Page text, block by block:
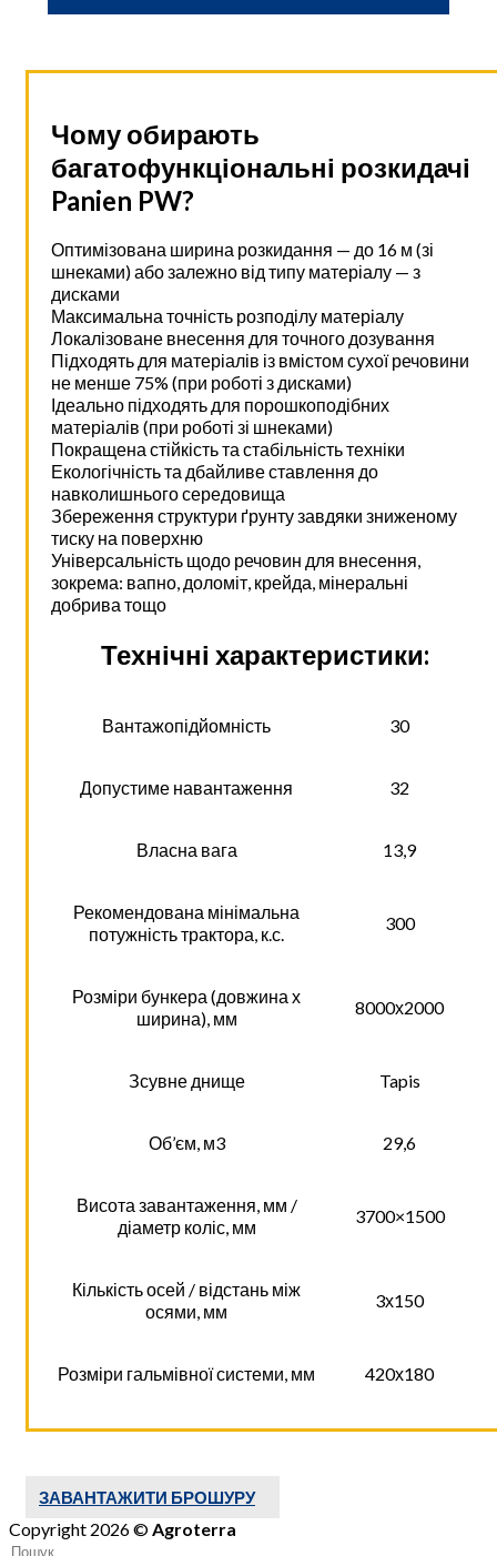
Чому обирають
багатофункціональні розкидачі
Panien PW?
Оптимізована ширина розкидання — до 16 м (зі
шнеками) або залежно від типу матеріалу — з
дисками
Максимальна точність розподілу матеріалу
Локалізоване внесення для точного дозування
Підходять для матеріалів із вмістом сухої речовини
не менше 75% (при роботі з дисками)
Ідеально підходять для порошкоподібних
матеріалів (при роботі зі шнеками)
Покращена стійкість та стабільність техніки
Екологічність та дбайливе ставлення до
навколишнього середовища
Збереження структури ґрунту завдяки зниженому
тиску на поверхню
Універсальність щодо речовин для внесення,
зокрема: вапно, доломіт, крейда, мінеральні
добрива тощо
Технічні характеристики:
Вантажопідйомність 30
Допустиме навантаження 32
Власна вага 13,9
Рекомендована мінімальна
потужність трактора, к.с.
300
Розміри бункера (довжина х
ширина), мм
8000х2000
Зсувне днище Tapis
Об’єм, м3 29,6
Висота завантаження, мм /
діаметр коліс, мм
3700×1500
Кількість осей / відстань між
осями, мм
3х150
Розміри гальмівної системи, мм 420х180
ЗАВАНТАЖИТИ БРОШУРУ
Copyright 2026 © Agroterra